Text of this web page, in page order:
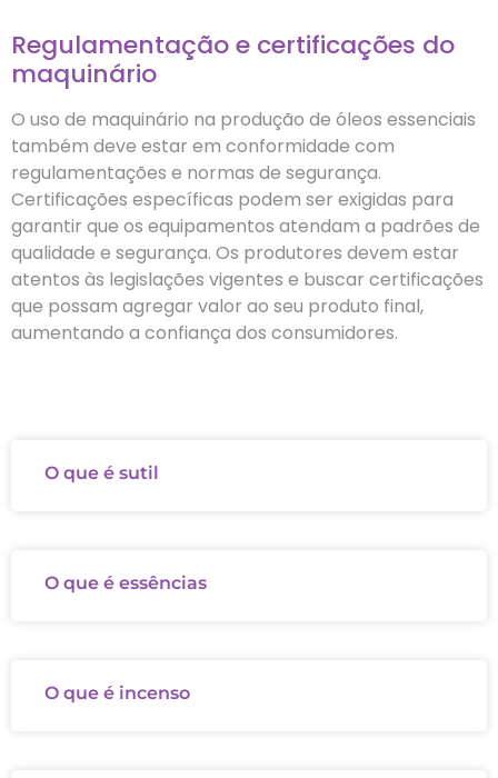
Regulamentação e certificações do
maquinário
O uso de maquinário na produção de óleos essenciais
também deve estar em conformidade com
regulamentações e normas de segurança.
Certificações específicas podem ser exigidas para
garantir que os equipamentos atendam a padrões de
qualidade e segurança. Os produtores devem estar
atentos às legislações vigentes e buscar certificações
que possam agregar valor ao seu produto final,
aumentando a confiança dos consumidores.
O que é sutil
O que é essências
O que é incenso